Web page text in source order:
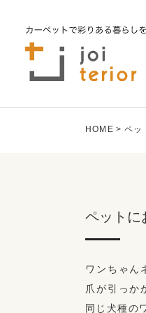
HOME ペッ
ペットに
ワンちゃん
爪が引っか
同じ犬種の